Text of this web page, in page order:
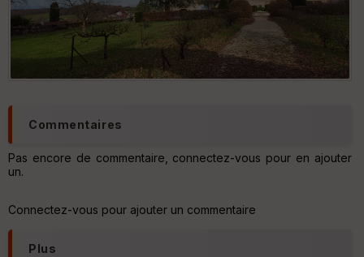
Commentaires
Pas encore de commentaire, connectez-vous pour en ajouter
un.
Connectez-vous pour ajouter un commentaire
Plus